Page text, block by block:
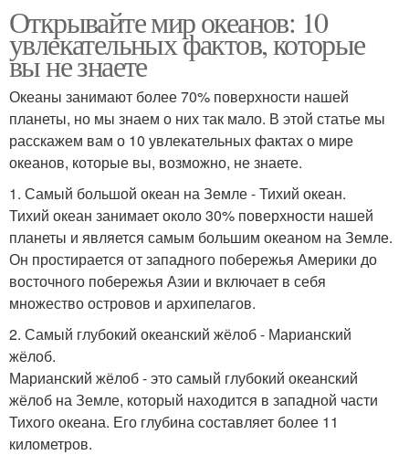
Открывайте мир океанов: 10
увлекательных фактов, которые
вы не знаете
Океаны занимают более 70% поверхности нашей
планеты, но мы знаем о них так мало. В этой статье мы
расскажем вам о 10 увлекательных фактах о мире
океанов, которые вы, возможно, не знаете.
1. Самый большой океан на Земле - Тихий океан.
Тихий океан занимает около 30% поверхности нашей
планеты и является самым большим океаном на Земле.
Он простирается от западного побережья Америки до
восточного побережья Азии и включает в себя
множество островов и архипелагов.
2. Самый глубокий океанский жёлоб - Марианский
жёлоб.
Марианский жёлоб - это самый глубокий океанский
жёлоб на Земле, который находится в западной части
Тихого океана. Его глубина составляет более 11
километров.